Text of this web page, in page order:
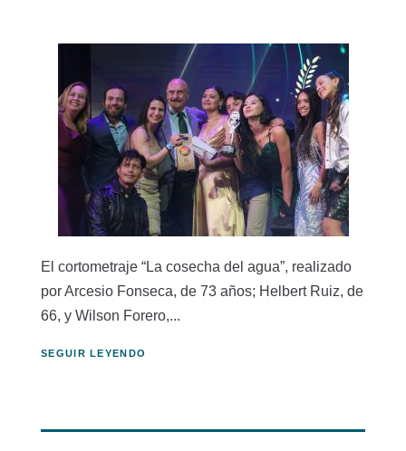
El cortometraje “La cosecha del agua”, realizado
por Arcesio Fonseca, de 73 años; Helbert Ruiz, de
66, y Wilson Forero,...
SEGUIR LEYENDO